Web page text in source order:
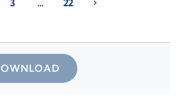
3 … 22 chevron_right